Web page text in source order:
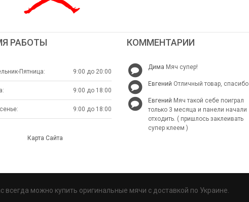
РАБОТЫ
Пятница: 9:00 до 20:00
9:00 до 18:00
9:00 до 18:00
Карта Сайта
КОММЕНТАРИИ
Дима Мяч супер!
Евгений Отличный товар, спасибо
Евгений Мяч такой себе поиграл
только 3 месяца и панели начали
отходить. ( пришлось заклеивать
супер клеем )
всегда можно купить оригинальные мячи с доставкой по Украине.